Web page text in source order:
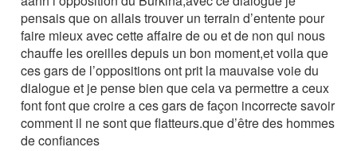
pensais que on allais trouver un terrain d’entente pour
faire mieux avec cette affaire de ou et de non qui nous
chauffe les oreilles depuis un bon moment,et voila que
ces gars de l’oppositions ont prit la mauvaise voie du
dialogue et je pense bien que cela va permettre a ceux
font font que croire a ces gars de façon incorrecte savoir
comment il ne sont que flatteurs.que d’être des hommes
de confiances